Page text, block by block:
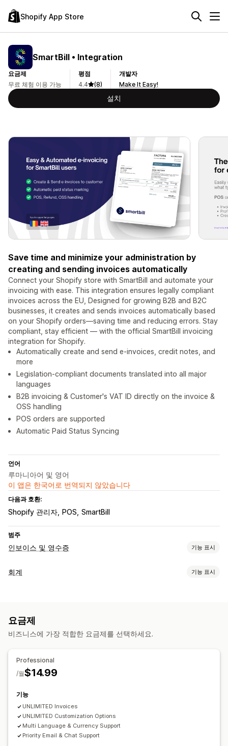
Shopify App Store
SmartBill • Integration
요금제
무료 체험 이용 가능
평점
4.4
(8)
개발자
Make It Easy!
설치
Save time and minimize your administration by
creating and sending invoices automatically
Connect your Shopify store with SmartBill and automate your
invoicing with ease. This integration ensures legally compliant
invoices across the EU, Designed for growing B2B and B2C
businesses, it creates and sends invoices automatically based
on your Shopify orders—saving time and reducing errors. Stay
compliant, stay efficient — with the official SmartBill invoicing
integration for Shopify.
Automatically create and send e-invoices, credit notes, and
more
Legislation-compliant documents translated into all major
languages
B2B invoicing & Customer's VAT ID directly on the invoice &
OSS handling
POS orders are supported
Automatic Paid Status Syncing
언어
루마니아어 및 영어
이 앱은 한국어로 번역되지 않았습니다
다음과 호환:
Shopify 관리자 POS SmartBill
범주
인보이스 및 영수증 기능 표시
문서 유형
필드 인보이스 번호
파일 관리
순차적 번호 매기기
회계 기능 표시
자동 데이터 동기화
요금제
비즈니스에 가장 적합한 요금제를 선택하세요.
Professional
$14.99
/월
기능
UNLIMITED Invoices
UNLIMITED Customization Options
Multi Language & Currency Support
Priority Email & Chat Support